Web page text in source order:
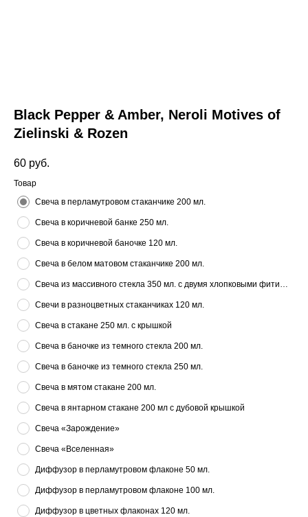
Black Pepper & Amber, Neroli Motives of
Zielinski & Rozen
60 руб.
Товар
Свеча в перламутровом стаканчике 200 мл.
Свеча в коричневой банке 250 мл.
Свеча в коричневой баночке 120 мл.
Свеча в белом матовом стаканчике 200 мл.
Свеча из массивного стекла 350 мл. с двумя хлопковыми фитилями
Свечи в разноцветных стаканчиках 120 мл.
Свеча в стакане 250 мл. с крышкой
Свеча в баночке из темного стекла 200 мл.
Свеча в баночке из темного стекла 250 мл.
Свеча в мятом стакане 200 мл.
Свеча в янтарном стакане 200 мл с дубовой крышкой
Свеча «Зарождение»
Свеча «Вселенная»
Диффузор в перламутровом флаконе 50 мл.
Диффузор в перламутровом флаконе 100 мл.
Диффузор в цветных флаконах 120 мл.